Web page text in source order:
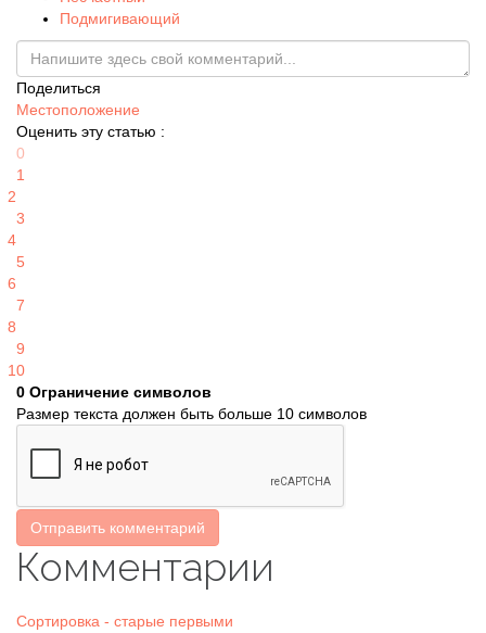
Подмигивающий
Поделиться
Местоположение
Оценить эту статью :
0
1
2
3
4
5
6
7
8
9
10
0 Ограничение символов
Размер текста должен быть больше 10 символов
Отправить комментарий
Комментарии
Сортировка - старые первыми